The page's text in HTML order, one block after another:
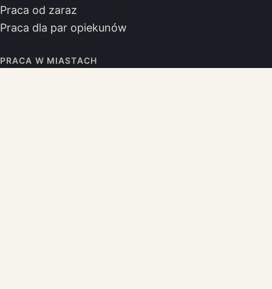
Praca od zaraz
Praca dla par opiekunów
PRACA W MIASTACH